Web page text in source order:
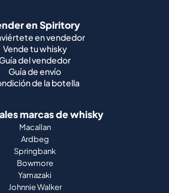
en Spiritory
en vendedor
Vende tu whisky
del vendedor
Guía de envío
de la botella
marcas de whisky
Macallan
Ardbeg
Springbank
Bowmore
Yamazaki
Johnnie Walker